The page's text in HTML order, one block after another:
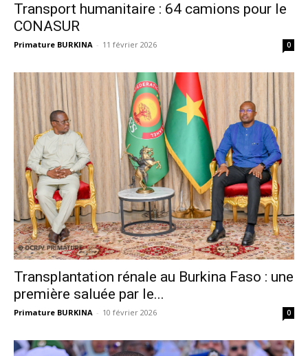
Transport humanitaire : 64 camions pour le
CONASUR
Primature BURKINA - 11 février 2026 0
Transplantation rénale au Burkina Faso : une
première saluée par le...
Primature BURKINA - 10 février 2026 0